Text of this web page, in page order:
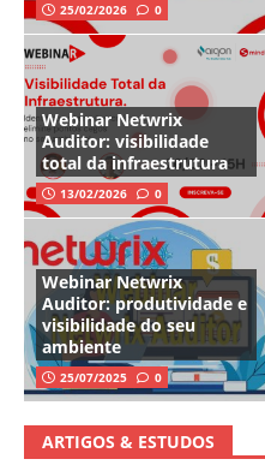
25/02/2026 0
Webinar Netwrix
Auditor: visibilidade
total da infraestrutura
13/02/2026 0
Webinar Netwrix
Auditor: produtividade e
visibilidade do seu
ambiente
25/07/2025 0
ARTIGOS & ESTUDOS